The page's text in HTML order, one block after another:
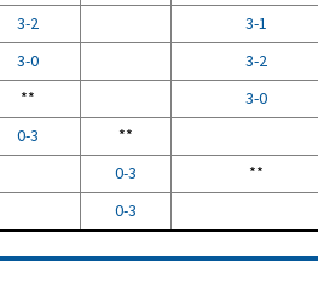
3-2 3-1
3-0 3-2
** 3-0
0-3 **
0-3 **
0-3